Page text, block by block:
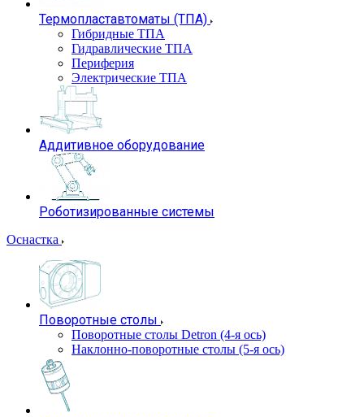
Термопластавтоматы (ТПА)
Гибридные ТПА
Гидравлические ТПА
Периферия
Электрические ТПА
Аддитивное оборудование
Роботизированные системы
Оснастка
Поворотные столы
Поворотные столы Detron (4-я ось)
Наклонно-поворотные столы (5-я ось)